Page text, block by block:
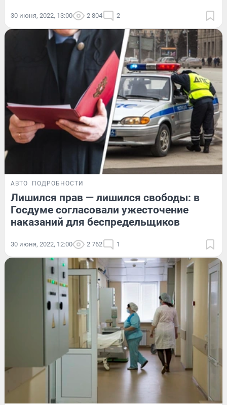
30 июня, 2022, 13:00 2 804 2
АВТО ПОДРОБНОСТИ
Лишился прав — лишился свободы: в
Госдуме согласовали ужесточение
наказаний для беспредельщиков
30 июня, 2022, 12:00 2 762 1